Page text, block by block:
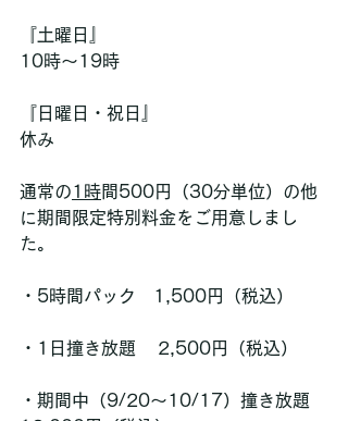
『土曜日』
10時〜19時
『日曜日・祝日』
休み
通常の1時間500円（30分単位）の他
に期間限定特別料金をご用意しまし
た。
・5時間パック　1,500円（税込）
・1日撞き放題    2,500円（税込）
・期間中（9/20〜10/17）撞き放題